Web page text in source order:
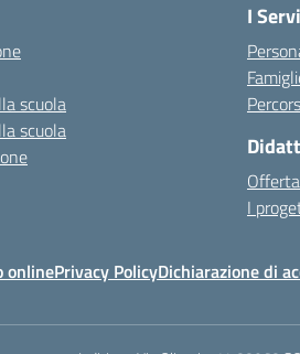
scuola
scuola
I
I
onlinePrivacy PolicyDichiarazione di